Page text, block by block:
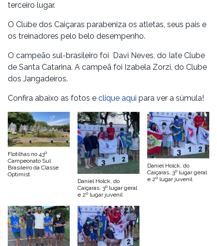
terceiro lugar.
O Clube dos Caiçaras parabeniza os atletas, seus pais e
os treinadores pelo belo desempenho.
O campeão sul-brasileiro foi Davi Neves, do Iate Clube
de Santa Catarina. A campeã foi Izabela Zorzi, do Clube
dos Jangadeiros.
Confira abaixo as fotos e clique aqui para ver a súmula!
Flotilhas no 43º
Campeonato Sul
Brasileiro da Classe
Optimist
Daniel Holck, do
Caiçaras, 3º lugar geral
e 2º lugar juvenil
Daniel Holck, do
Caiçaras, 3º lugar geral
e 2º lugar juvenil